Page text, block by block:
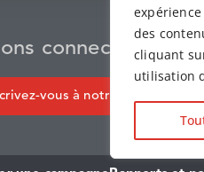
des
cliquant
utilisation
connectés
vous à notre infolettre